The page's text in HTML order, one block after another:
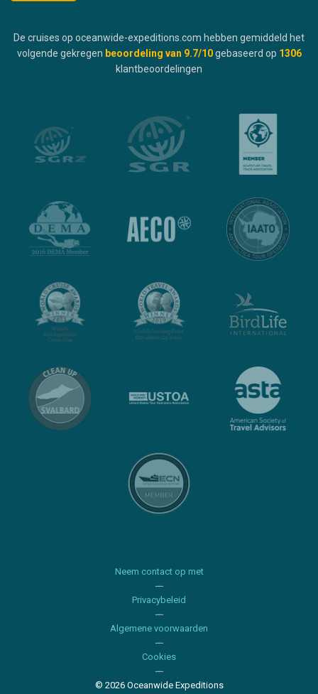
De cruises op oceanwide-expeditions.com hebben gemiddeld het
volgende gekregen beoordeling van 9.7/10 gebaseerd op 1306
klantbeoordelingen
Neem contact op met
Privacybeleid
Algemene voorwaarden
Cookies
© 2026 Oceanwide Expeditions